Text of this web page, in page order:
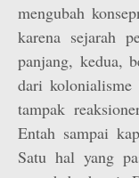
mengubah
karena sejarah
panjang, kedua,
dari
tampak
Entah sampai
Satu hal yang